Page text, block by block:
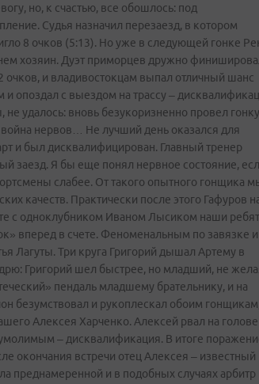
но, к счастью, все обошлось: под
Судья назначил перезаезд, в котором
8 очков (5:13). Но уже в следующей гонке
хозяин. Дуэт приморцев дружно
очков, и владивостокцам выпал отличный шанс
опоздал с выездом на трассу –
удалось: вновь безукоризненно провел гонку
нервов… Не лучший день оказался для
и был дисквалифицирован. Главный тренер
заезд. Я бы еще понял нервное состояние,
слабее. От такого опытного гонщика
качеств. Практически после этого Гафуров
с одноклубником Иваном Лысиком наши
вперед в счете. Феноменальным по завязке и
Лагуты. Три круга Григорий дышал Артему в
Григорий шел быстрее, но младший, не
пендаль младшему брательнику, и на
безумствовал и рукоплескал обоим
Алексея Харченко. Алексей рвал на голове
– дисквалификация. В итоге
окончания встречи отец Алексея – известный
преднамеренной и в подобных случаях арбитр